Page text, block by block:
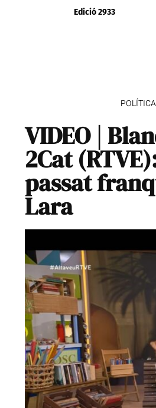
Edició 2933
POLÍTICA
VIDEO |
2Cat
passat
Lara